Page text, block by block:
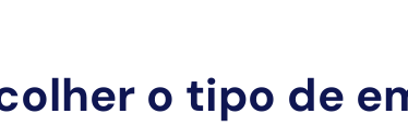
o tipo de